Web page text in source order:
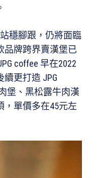
穩腳跟，仍將面臨
品牌跨界賣漢堡已
coffee 早在2022
更打造 JPG
堡、黑松露牛肉漢
，單價多在45元左